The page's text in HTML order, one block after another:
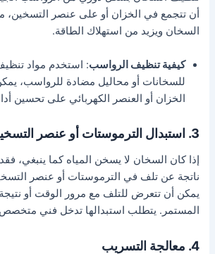
أن تتجمع في الخزان أو على عنصر التسخين،
السخان ويزيد من استهلاك الطاقة.
كيفية تنظيف الرواسب: استخدم مواد
للسخانات أو محاليل مضادة للرواسب،
الخزان أو العنصر الكهربائي على تحسين
3. استبدال الترموستات أو عنصر التسخين
إذا كان السخان لا يسخن المياه كما ينبغي،
ناتجة عن تلف في الترموستات أو عنصر
يمكن أن تتعرض للتلف مع مرور الوقت أو
المستمر. يتطلب استبدالها تدخل فني
4. معالجة التسريب